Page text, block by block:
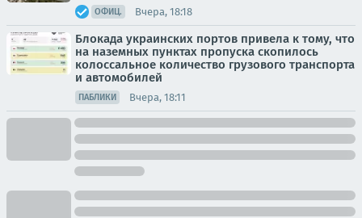
ОФИЦ. Вчера, 18:18
Блокада украинских портов привела к тому, что
на наземных пунктах пропуска скопилось
колоссальное количество грузового транспорта
и автомобилей
ПАБЛИКИ Вчера, 18:11